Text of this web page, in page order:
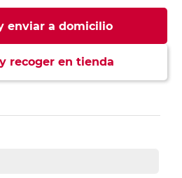
enviar a domicilio
recoger en tienda